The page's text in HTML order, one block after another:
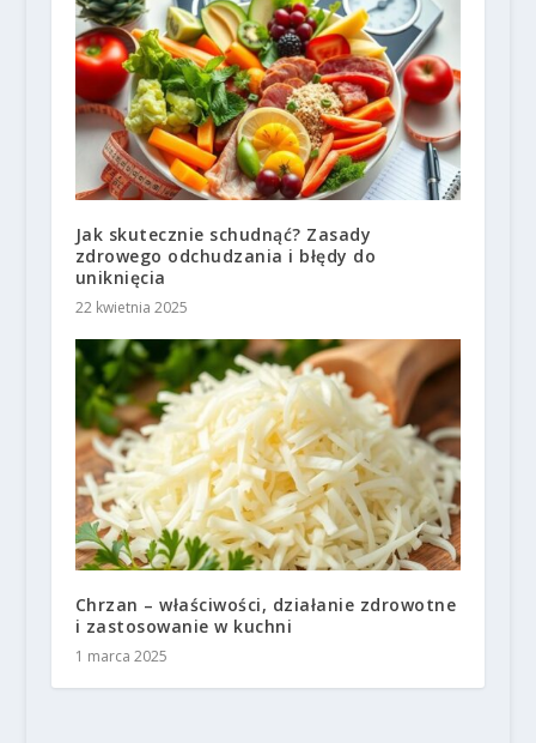
Jak skutecznie schudnąć? Zasady
zdrowego odchudzania i błędy do
uniknięcia
22 kwietnia 2025
Chrzan – właściwości, działanie zdrowotne
i zastosowanie w kuchni
1 marca 2025